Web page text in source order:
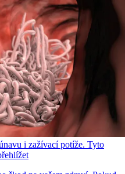
i zažívací potíže. Tyto